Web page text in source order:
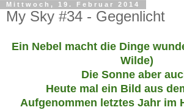
Mittwoch, 19. Februar 2014
My Sky #34 - Gegenlicht
Ein Nebel macht die Dinge
Wilde)
Die Sonne aber
Heute mal ein Bild aus
Aufgenommen letztes Jahr im